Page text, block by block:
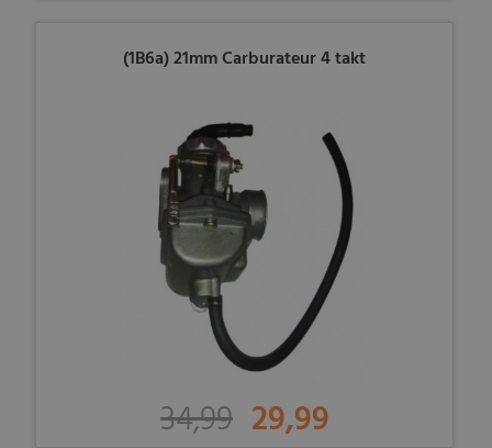
(1B6a) 21mm Carburateur 4 takt
34,99 29,99